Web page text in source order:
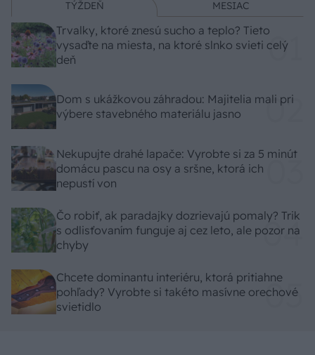
TÝŽDEŇ MESIAC
Trvalky, ktoré znesú sucho a teplo? Tieto
vysaďte na miesta, na ktoré slnko svieti celý
deň
Dom s ukážkovou záhradou: Majitelia mali pri
výbere stavebného materiálu jasno
Nekupujte drahé lapače: Vyrobte si za 5 minút
domácu pascu na osy a sršne, ktorá ich
nepustí von
Čo robiť, ak paradajky dozrievajú pomaly? Trik
s odlisťovaním funguje aj cez leto, ale pozor na
chyby
Chcete dominantu interiéru, ktorá pritiahne
pohľady? Vyrobte si takéto masívne orechové
svietidlo